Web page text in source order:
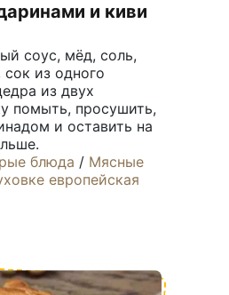
и киви
соус, мёд, соль,
сок из одного
из двух
помыть, просушить,
и оставить на
блюда / Мясные
европейская